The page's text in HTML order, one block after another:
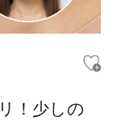
！少しの